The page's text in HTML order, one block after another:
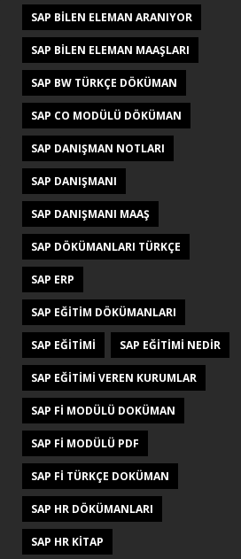
SAP BILEN ELEMAN ARANIYOR
SAP BILEN ELEMAN MAAŞLARI
SAP BW TÜRKÇE DÖKÜMAN
SAP CO MODÜLÜ DÖKÜMAN
SAP DANIŞMAN NOTLARI
SAP DANIŞMANI
SAP DANIŞMANI MAAŞ
SAP DÖKÜMANLARI TÜRKÇE
SAP ERP
SAP EĞITIM DÖKÜMANLARI
SAP EĞITIMI SAP EĞITIMI NEDIR
SAP EĞITIMI VEREN KURUMLAR
SAP FI MODÜLÜ DOKÜMAN
SAP FI MODÜLÜ PDF
SAP FI TÜRKÇE DOKÜMAN
SAP HR DÖKÜMANLARI
SAP HR KITAP